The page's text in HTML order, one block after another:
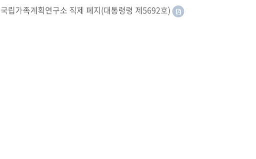
국립가족계획연구소 직제 폐지(대통령령 제5692호)